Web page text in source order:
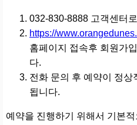
032-830-8888 고객센터
https://
홈페이지 접속후 회원가
다.
전화 문의 후 예약이 정
됩니다.
예약을 진행하기 위해서 기본